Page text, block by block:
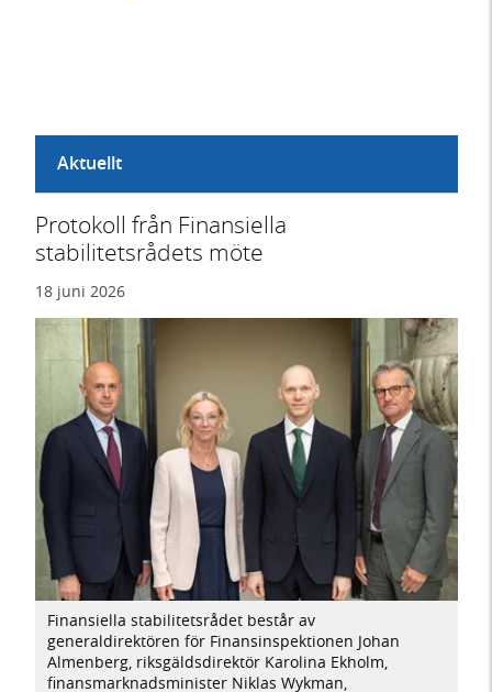
Aktuellt
Protokoll från Finansiella
stabilitetsrådets möte
18 juni 2026
Finansiella stabilitetsrådet består av
generaldirektören för Finansinspektionen Johan
Almenberg, riksgäldsdirektör Karolina Ekholm,
finansmarknadsminister Niklas Wykman,